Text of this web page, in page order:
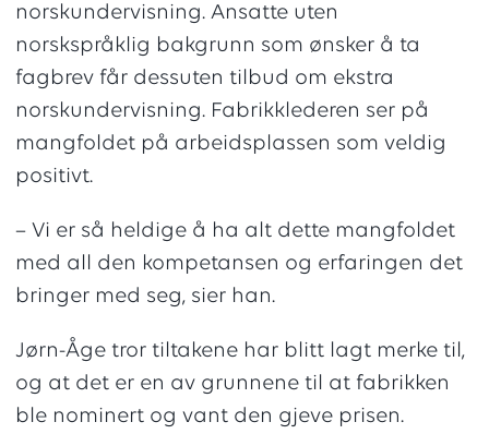
norskundervisning. Ansatte uten
norskspråklig bakgrunn som ønsker å ta
fagbrev får dessuten tilbud om ekstra
norskundervisning. Fabrikklederen ser på
mangfoldet på arbeidsplassen som veldig
positivt.
– Vi er så heldige å ha alt dette mangfoldet
med all den kompetansen og erfaringen det
bringer med seg, sier han.
Jørn-Åge tror tiltakene har blitt lagt merke til,
og at det er en av grunnene til at fabrikken
ble nominert og vant den gjeve prisen.